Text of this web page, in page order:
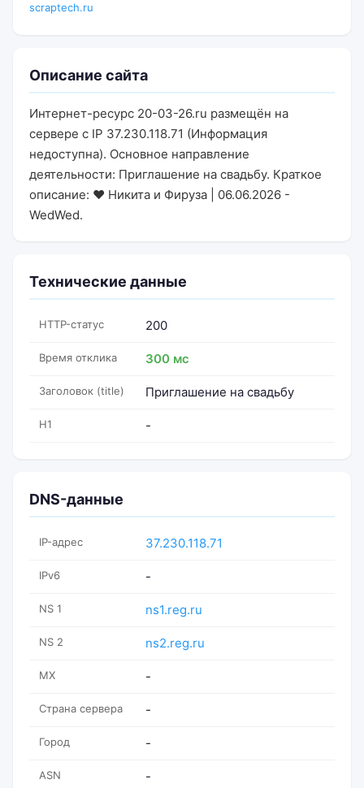
scraptech.ru
Описание сайта
Интернет-ресурс 20-03-26.ru размещён на
сервере с IP 37.230.118.71 (Информация
недоступна). Основное направление
деятельности: Приглашение на свадьбу. Краткое
описание: ❤️ Никита и Фируза | 06.06.2026 -
WedWed.
Технические данные
HTTP-статус 200
Время отклика 300 мс
Заголовок (title) Приглашение на свадьбу
H1 -
DNS-данные
IP-адрес 37.230.118.71
IPv6 -
NS 1 ns1.reg.ru
NS 2 ns2.reg.ru
MX -
Страна сервера -
Город -
ASN -